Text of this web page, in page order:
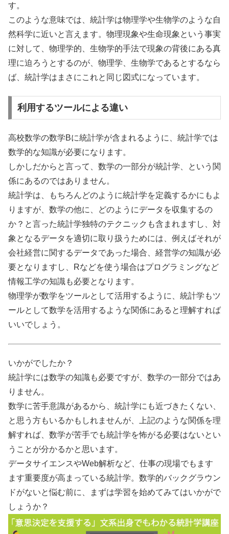
す。
このような意味では、統計学は物理学や生物学のような自
然科学に近いと言えます。物理現象や生命現象という事実
に対して、物理学的、生物学的手法で現象の背後にある真
理に迫ろうとするのが、物理学、生物学であるとするなら
ば、統計学はまさにこれと同じ図式になっています。
利用するツールによる違い
高校数学の数学Bに統計学が含まれるように、統計学では
数学的な知識が必要になります。
しかしだからと言って、数学の一部分が統計学、という関
係にあるのではありません。
統計学は、もちろんどのように統計学を定義するかにもよ
りますが、数学の他に、どのようにデータを収集するの
か？と言った統計学独特のテクニックも含まれますし、対
象となるデータを適切に取り扱うためには、例えばそれが
会社経営に関するデータであった場合、経営学の知識が必
要となりますし、Rなどを使う場合はプログラミングなど
情報工学の知識も必要となります。
物理学が数学をツールとして活用するように、統計学もツ
ールとして数学を活用するような関係にあると理解すれば
いいでしょう。
いかがでしたか？
統計学には数学の知識も必要ですが、数学の一部分ではあ
りません。
数学に苦手意識があるから、統計学にも近づきたくない、
と思う方もいるかもしれませんが、上記のような関係を理
解すれば、数学が苦手でも統計学を怖がる必要はないとい
うことが分かるかと思います。
データサイエンスやWeb解析など、仕事の現場でもます
ます重要度が高まっている統計学。数学的バックグラウン
ドがないと悩む前に、まずは学習を始めてみてはいかがで
しょうか？